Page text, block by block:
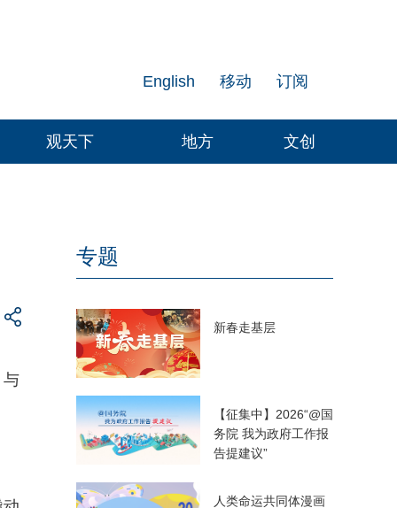
订阅
移动
English
观天下 地方 文创
与
专题
新春走基层
【征集中】2026“@国
务院 我为政府工作报
告提建议”
人类命运共同体漫画